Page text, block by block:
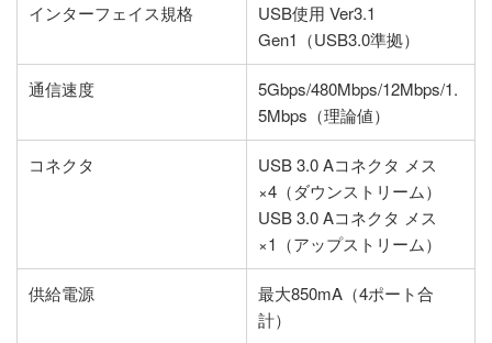
インターフェイス規格
USB使用 Ver3.1
Gen1（USB3.0準拠）
通信速度
5Gbps/480Mbps/12Mbps/1.
5Mbps（理論値）
コネクタ
USB 3.0 Aコネクタ メス
×4（ダウンストリーム）
USB 3.0 Aコネクタ メス
×1（アップストリーム）
供給電源
最大850mA（4ポート合
計）